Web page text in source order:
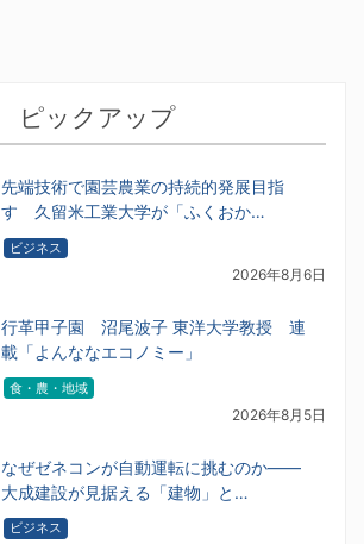
ピックアップ
先端技術で園芸農業の持続的発展目指
す 久留米工業大学が「ふくおか…
ビジネス
2026年8月6日
行革甲子園 沼尾波子 東洋大学教授 連
載「よんななエコノミー」
食・農・地域
2026年8月5日
なぜゼネコンが自動運転に挑むのか――
大成建設が見据える「建物」と…
ビジネス